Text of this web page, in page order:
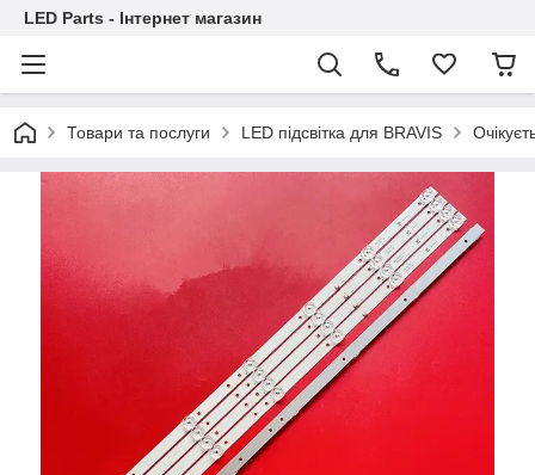
LED Parts - Інтернет магазин
Товари та послуги LED підсвітка для BRAVIS